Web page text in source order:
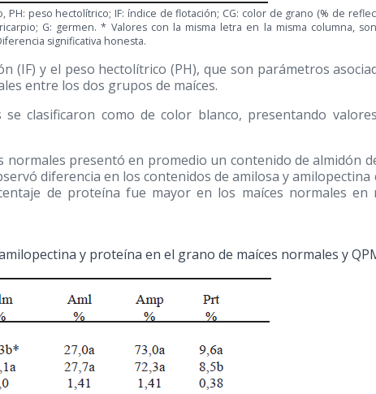
PH: peso hectolítrico; IF: índice de flotación; CG: color de grano (% de
G: germen. * Valores con la misma letra en la misma columna,
significativa honesta.
(IF) y el peso hectolítrico (PH), que son parámetros
entre los dos grupos de maíces.
clasificaron como de color blanco, presentando
normales presentó en promedio un contenido de almidón
diferencia en los contenidos de amilosa y
de proteína fue mayor en los maíces normales en
y proteína en el grano de maíces normales y